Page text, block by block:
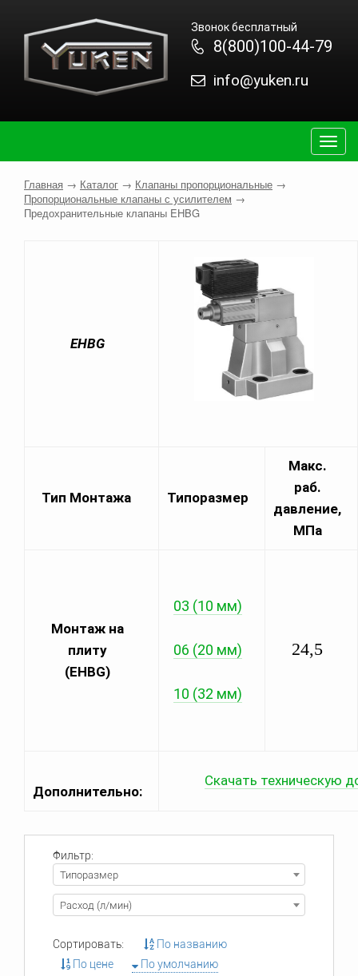
Звонок бесплатный
8(800)100-44-79
info@yuken.ru
Главная → Каталог → Клапаны пропорциональные →
Пропорциональные клапаны с усилителем →
Предохранительные клапаны EHBG
EHBG
Тип Монтажа Типоразмер
Макс.
раб.
давление,
МПа
Монтаж на
плиту
(EHBG)
03 (10 мм)
06 (20 мм)
10 (32 мм)
24,5
Дополнительно:
Скачать техническую
Фильтр:
Типоразмер
Расход (л/мин)
Сортировать:
По названию
По цене
По умолчанию